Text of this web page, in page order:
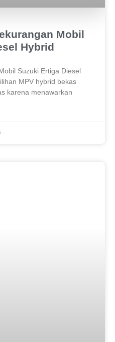
Mobil
Hybrid
Suzuki Ertiga Diesel
MPV hybrid bekas
karena menawarkan